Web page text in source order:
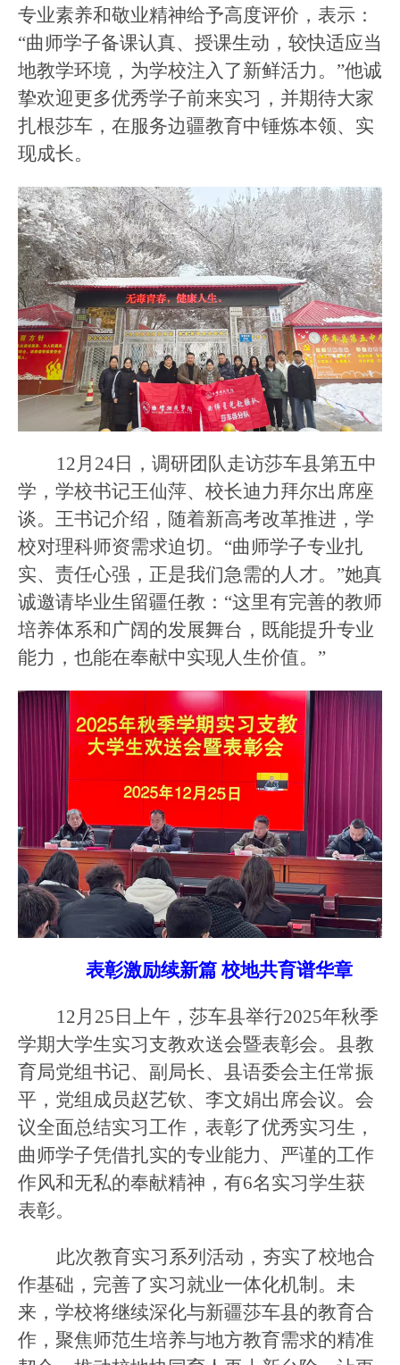
专业素养和敬业精神给予高度评价，表示：
“曲师学子备课认真、授课生动，较快适应当
地教学环境，为学校注入了新鲜活力。”他诚
挚欢迎更多优秀学子前来实习，并期待大家
扎根莎车，在服务边疆教育中锤炼本领、实
现成长。
12月24日，调研团队走访莎车县第五中
学，学校书记王仙萍、校长迪力拜尔出席座
谈。王书记介绍，随着新高考改革推进，学
校对理科师资需求迫切。“曲师学子专业扎
实、责任心强，正是我们急需的人才。”她真
诚邀请毕业生留疆任教：“这里有完善的教师
培养体系和广阔的发展舞台，既能提升专业
能力，也能在奉献中实现人生价值。”
表彰激励续新篇 校地共育谱华章
12月25日上午，莎车县举行2025年秋季
学期大学生实习支教欢送会暨表彰会。县教
育局党组书记、副局长、县语委会主任常振
平，党组成员赵艺钦、李文娟出席会议。会
议全面总结实习工作， 表彰了优秀实习生 ，
曲师学子凭借扎实的专业能力、严谨的工作
作风和无私的奉献精神， 有6名实习学生获
表彰。
此次教育实习系列活动，夯实了校地合
作基础，完善了实习就业一体化机制。未
来， 学校将继续深化与新疆莎车县的教育合
作，聚焦师范生培养与地方教育需求的精准